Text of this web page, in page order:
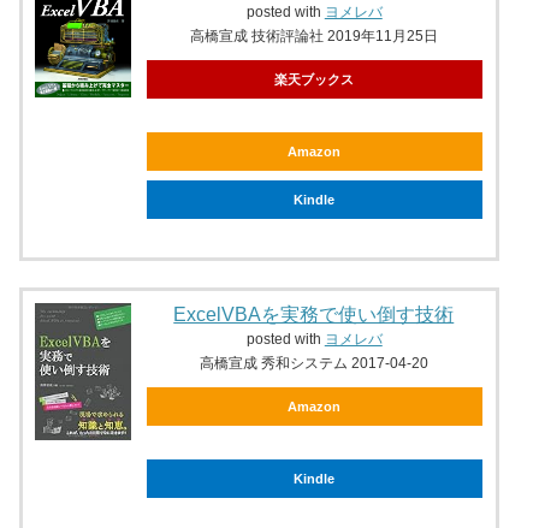
posted with ヨメレバ
高橋宣成 技術評論社 2019年11月25日
楽天ブックス
Amazon
Kindle
ExcelVBAを実務で使い倒す技術
posted with ヨメレバ
高橋宣成 秀和システム 2017-04-20
Amazon
Kindle